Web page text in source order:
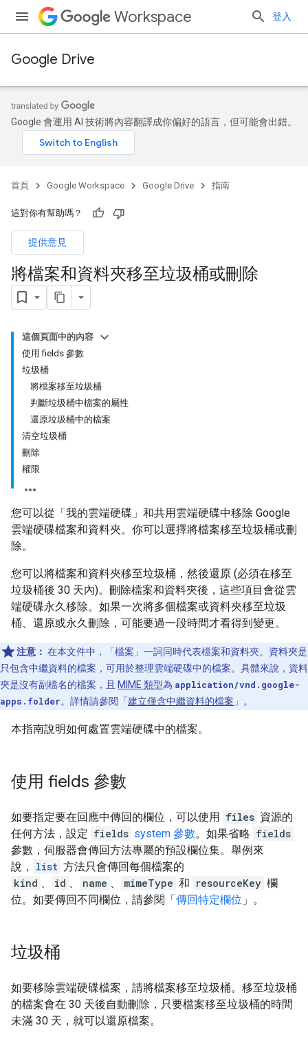
Workspace 登入
Google Drive
Google 會運用 AI 技術將內容翻譯成你偏好的語言，但可能會出錯。
首頁 Google Workspace Google Drive 指南
這對你有幫助嗎？
提供意見
將檔案和資料夾移至垃圾桶或刪除
這個頁面中的內容
使用 fields 參數
垃圾桶
將檔案移至垃圾桶
判斷垃圾桶中檔案的屬性
還原垃圾桶中的檔案
清空垃圾桶
刪除
權限
您可以從「我的雲端硬碟」和共用雲端硬碟中移除 Google
雲端硬碟檔案和資料夾。你可以選擇將檔案移至垃圾桶或刪
除。
您可以將檔案和資料夾移至垃圾桶，然後還原 (必須在移至
垃圾桶後 30 天內)。刪除檔案和資料夾後，這些項目會從雲
端硬碟永久移除。如果一次將多個檔案或資料夾移至垃圾
桶、還原或永久刪除，可能要過一段時間才看得到變更。
注意： 在本文件中，「檔案」一詞同時代表檔案和資料夾。資料夾是
只包含中繼資料的檔案，可用於整理雲端硬碟中的檔案。具體來說，資料
夾是沒有副檔名的檔案，且 MIME 類型為 application/vnd.google-
apps.folder。詳情請參閱「 建立僅含中繼資料的檔案 」。
本指南說明如何處置雲端硬碟中的檔案。
使用 fields 參數
如要指定要在回應中傳回的欄位，可以使用 files 資源的
任何方法，設定 fields system 參數。如果省略 fields
參數，伺服器會傳回方法專屬的預設欄位集。舉例來
說，
list 方法只會傳回每個檔案的
kind 、 id 、 name 、 mimeType 和 resourceKey 欄
位。如要傳回不同欄位，請參閱「傳回特定欄位 」。
垃圾桶
如要移除雲端硬碟檔案，請將檔案移至垃圾桶。移至垃圾桶
的檔案會在 30 天後自動刪除，只要檔案移至垃圾桶的時間
未滿 30 天，就可以還原檔案。